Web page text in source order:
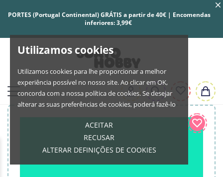
Utilizamos cookies
Utilizamos cookies para lhe proporcionar a melhor
experiência possível no nosso site. Ao clicar em OK,
concorda com a nossa política de cookies. Se desejar
alterar as suas preferências de cookies, poderá fazê-lo
ACEITAR
RECUSAR
ALTERAR DEFINIÇÕES DE COOKIES
PORTES (Portugal Continental) GRÁTIS a partir de 40€ | Encomendas
inferiores: 3,99€